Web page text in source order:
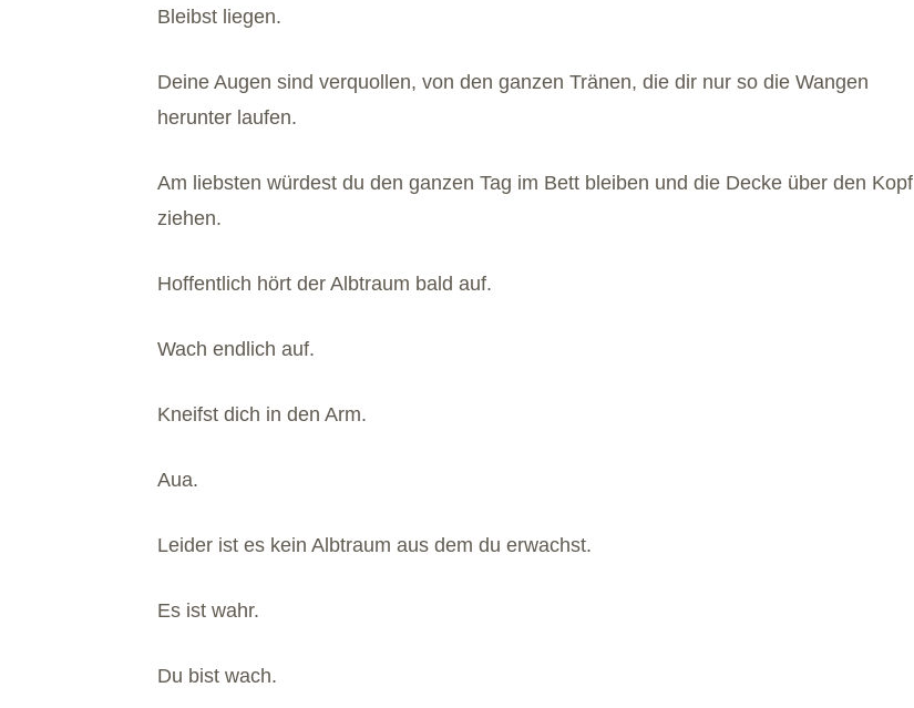
Bleibst liegen.
Deine Augen sind verquollen, von den ganzen Tränen, die dir nur so die Wangen
herunter laufen.
Am liebsten würdest du den ganzen Tag im Bett bleiben und die Decke über den Kopf
ziehen.
Hoffentlich hört der Albtraum bald auf.
Wach endlich auf.
Kneifst dich in den Arm.
Aua.
Leider ist es kein Albtraum aus dem du erwachst.
Es ist wahr.
Du bist wach.